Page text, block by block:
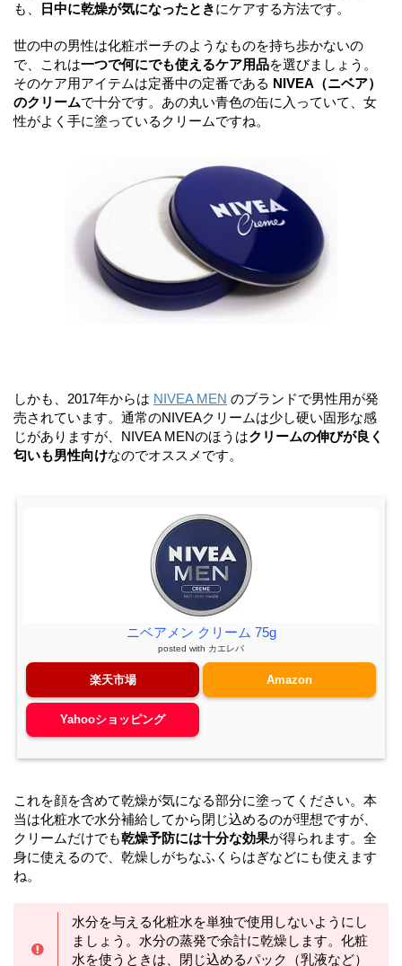
も、
日中に乾燥が気になったときにケアする方法です。
世の中の男性は化粧ポーチのようなものを持ち歩かないの
で、これは一つで何にでも使えるケア用品を選びましょう。
そのケア用アイテムは定番中の定番である NIVEA（ニベア）
のクリームで十分です。あの丸い青色の缶に入っていて、女
性がよく手に塗っているクリームですね。
しかも、2017年からは NIVEA MEN のブランドで男性用が発
売されています。通常のNIVEAクリームは少し硬い固形な感
じがありますが、NIVEA MENのほうはクリームの伸びが良く
匂いも男性向けなのでオススメです。
ニベアメン クリーム 75g
posted with カエレバ
楽天市場 Amazon
Yahooショッピング
これを顔を含めて乾燥が気になる部分に塗ってください。本
当は化粧水で水分補給してから閉じ込めるのが理想ですが、
クリームだけでも乾燥予防には十分な効果が得られます。全
身に使えるので、乾燥しがちなふくらはぎなどにも使えます
ね。
水分を与える化粧水を単独で使用しないようにし
ましょう。水分の蒸発で余計に乾燥します。化粧
水を使うときは、閉じ込めるパック（乳液など）